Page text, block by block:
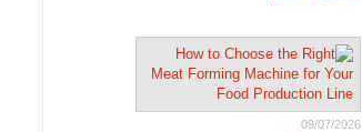
09/07/2026